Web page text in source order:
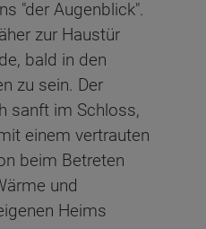
"der Augenblick".
zur Haustür
bald in den
zu sein. Der
sanft im Schloss,
einem vertrauten
beim Betreten
und
Heims